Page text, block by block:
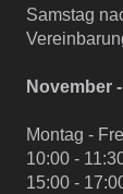
Samstag
November
Montag -
10:00 -
15:00 -